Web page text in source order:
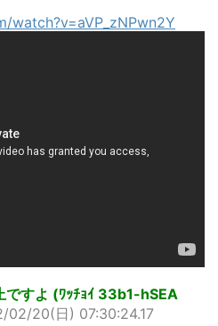
ですよ (ﾜｯﾁｮｲ 33b1-hSEA
02/20(日) 07:30:24.17